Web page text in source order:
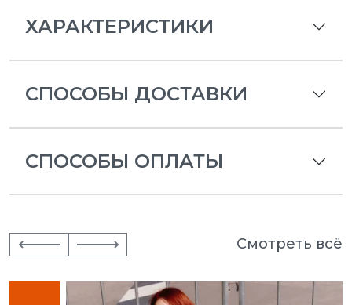
ХАРАКТЕРИСТИКИ
СПОСОБЫ ДОСТАВКИ
СПОСОБЫ ОПЛАТЫ
Смотреть всё